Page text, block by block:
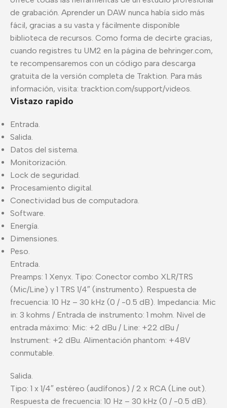
de grabación. Aprender un DAW nunca había sido más
fácil, gracias a su vasta y fácilmente disponible
biblioteca de recursos. Como forma de decirte gracias,
cuando registres tu UM2 en la página de behringer.com,
te recompensaremos con un código para descarga
gratuita de la versión completa de Traktion. Para más
información, visita: tracktion.com/support/videos.
Vistazo rapido
Entrada.
Salida.
Datos del sistema.
Monitorización.
Lock de seguridad.
Procesamiento digital.
Conectividad bus de computadora.
Software.
Energía.
Dimensiones.
Peso.
Entrada.
Preamps: 1 Xenyx. Tipo: Conector combo XLR/TRS
(Mic/Line) y 1 TRS 1/4″ (instrumento). Respuesta de
frecuencia: 10 Hz – 30 kHz (0 / -0.5 dB). Impedancia: Mic
in: 3 kohms / Entrada de instrumento: 1 mohm. Nivel de
entrada máximo: Mic: +2 dBu / Line: +22 dBu /
Instrument: +2 dBu. Alimentación phantom: +48V
conmutable.
Salida.
Tipo: 1 x 1/4″ estéreo (audífonos) / 2 x RCA (Line out).
Respuesta de frecuencia: 10 Hz – 30 kHz (0 / -0.5 dB).